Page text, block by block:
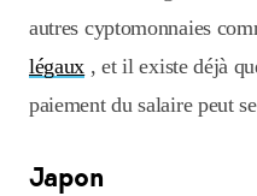
autres cyptomonnaies
légaux , et il existe déjà
paiement du salaire peut
Japon